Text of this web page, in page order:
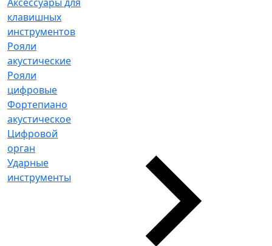
клавишных
инструментов
Рояли
акустические
Рояли
цифровые
Фортепиано
акустическое
Цифровой
орган
Ударные
инструменты